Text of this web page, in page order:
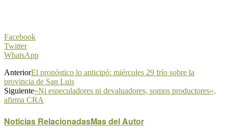
Facebook
Twitter
WhatsApp
AnteriorEl pronóstico lo anticipó: miércoles 29 frío sobre la
provincia de San Luis
Siguiente«Ni especuladores ni devaluadores, somos productores»,
afirma CRA
Noticias RelacionadasMas del Autor